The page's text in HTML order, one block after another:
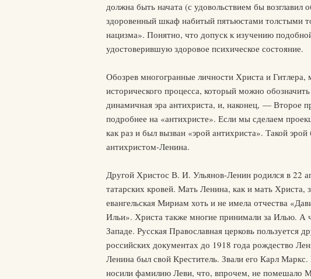
должна быть начата (с удовольствием бы
здоровенный шкаф набитый пятьюстами толстыми
нацизма». Понятно, что допуск к изучению
удостоверившую здоровое психическое состояние.
Обозрев многогранные личности Христа и
исторического процесса, который можно
динамичная эра антихриста, и, наконец, — Второе
подробнее на «антихристе». Если мы сделаем
как раз и был вызван «эрой антихриста». Такой
антихристом-Ленина.
Другой Христос В. И. Ульянов-Ленин родился в 22
татарских кровей. Мать Ленина, как и мать
евангельская Мириам хоть и не имела отчества
Ильи». Христа также многие принимали за Илью. А
Западе. Русская Православная церковь пользуется
российских документах до 1918 года рождество
Ленина был свой Креститель. Звали его Карл
носили фамилию Леви, что, впрочем, не помешало